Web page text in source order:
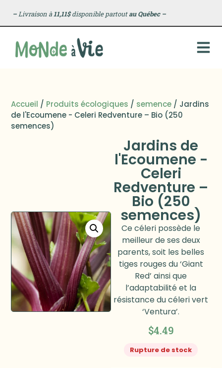
–Livraison à11,11$disponible partoutau Québec –
Accueil / Produits écologiques / semence / Jardins
de l'Ecoumene - Celeri Redventure – Bio (250
semences)
Jardins de
l'Ecoumene -
Celeri
Redventure –
Bio (250
semences)
Ce céleri possède le
meilleur de ses deux
parents, soit les belles
tiges rouges du ‘Giant
Red’ ainsi que
l’adaptabilité et la
résistance du céleri vert
‘Ventura’.
$4.49
Rupture de stock